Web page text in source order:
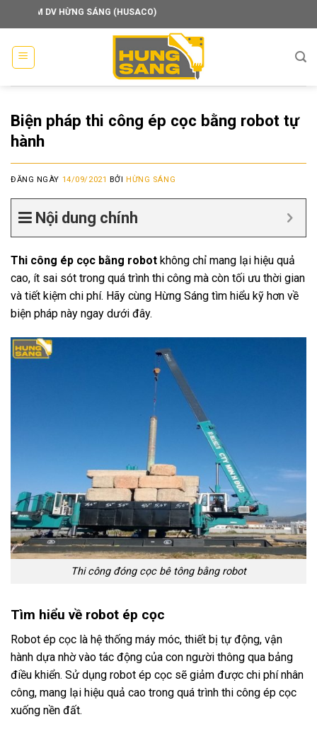
to
content
HỪNG SÁNG (HUSACO)
Biện pháp thi công ép cọc bằng robot tự
hành
ĐĂNG NGÀY 14/09/2021 BỞIHỪNG SÁNG
Nội dung chính
Thi công ép cọc bằng robot không chỉ mang lại hiệu quả
cao, ít sai sót trong quá trình thi công mà còn tối ưu thời gian
và tiết kiệm chi phí. Hãy cùng Hừng Sáng tìm hiểu kỹ hơn về
biện pháp này ngay dưới đây.
Thi công đóng cọc bê tông bằng robot
Tìm hiểu về robot ép cọc
Robot ép cọc là hệ thống máy móc, thiết bị tự động, vận
hành dựa nhờ vào tác động của con người thông qua bảng
điều khiển. Sử dụng robot ép cọc sẽ giảm được chi phí nhân
công, mang lại hiệu quả cao trong quá trình thi công ép cọc
xuống nền đất.